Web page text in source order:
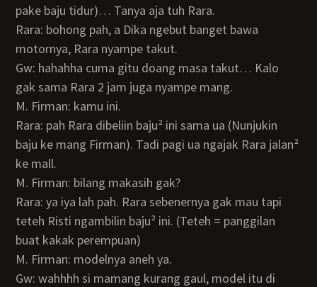
pake baju tidur)… Tanya aja tuh Rara.
Rara: bohong pah, a Dika ngebut banget bawa
motornya, Rara nyampe takut.
Gw: hahahha cuma gitu doang masa takut… Kalo
gak sama Rara 2 jam juga nyampe mang.
M. Firman: kamu ini.
Rara: pah Rara dibeliin baju² ini sama ua (Nunjukin
baju ke mang Firman). Tadi pagi ua ngajak Rara jalan²
ke mall.
M. Firman: bilang makasih gak?
Rara: ya iya lah pah. Rara sebenernya gak mau tapi
teteh Risti ngambilin baju² ini. (Teteh = panggilan
buat kakak perempuan)
M. Firman: modelnya aneh ya.
Gw: wahhhh si mamang kurang gaul, model itu di